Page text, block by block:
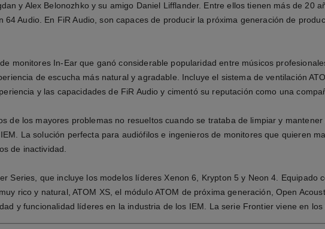
y Alex Belonozhko y su amigo Daniel Lifflander. Entre ellos tienen más de 20
Audio. En FiR Audio, son capaces de producir la próxima generación de
monitores In-Ear que ganó considerable popularidad entre músicos
de escucha más natural y agradable. Incluye el sistema de ventilación
y las capacidades de FiR Audio y cimentó su reputación como una
de los mayores problemas no resueltos cuando se trataba de limpiar y
La solución perfecta para audiófilos e ingenieros de monitores que quieren
de inactividad.
Series, que incluye los modelos líderes Xenon 6, Krypton 5 y Neon 4. Equipado
rico y natural, ATOM XS, el módulo ATOM de próxima generación, Open
y funcionalidad líderes en la industria de los IEM. La serie Frontier viene en